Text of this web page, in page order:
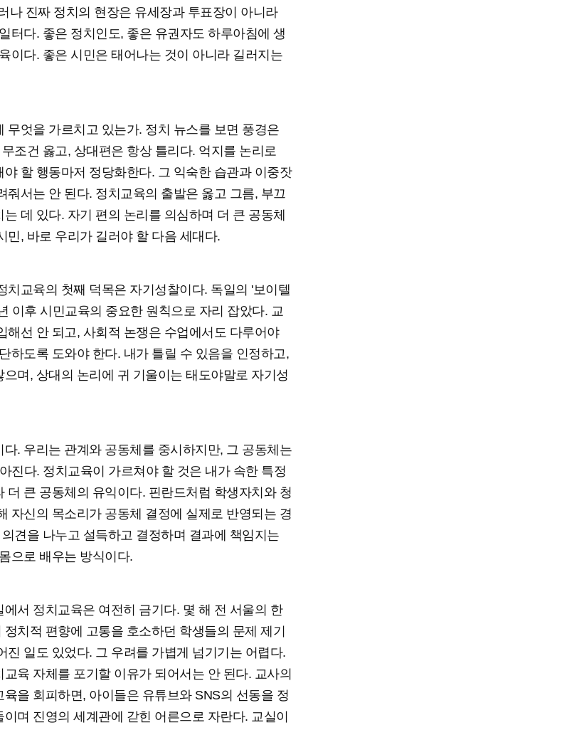
나 진짜 정치의 현장은 유세장과 투표장이 아니라
터다. 좋은 정치인도, 좋은 유권자도 하루아침에 생
이다. 좋은 시민은 태어나는 것이 아니라 길러지는
무엇을 가르치고 있는가. 정치 뉴스를 보면 풍경은
조건 옳고, 상대편은 항상 틀리다. 억지를 논리로
할 행동마저 정당화한다. 그 익숙한 습관과 이중잣
줘서는 안 된다. 정치교육의 출발은 옳고 그름, 부끄
데 있다. 자기 편의 논리를 의심하며 더 큰 공동체
민, 바로 우리가 길러야 할 다음 세대다.
치교육의 첫째 덕목은 자기성찰이다. 독일의 '보이텔
이후 시민교육의 중요한 원칙으로 자리 잡았다. 교
해선 안 되고, 사회적 논쟁은 수업에서도 다루어야
하도록 도와야 한다. 내가 틀릴 수 있음을 인정하고,
며, 상대의 논리에 귀 기울이는 태도야말로 자기성
. 우리는 관계와 공동체를 중시하지만, 그 공동체는
진다. 정치교육이 가르쳐야 할 것은 내가 속한 특정
더 큰 공동체의 유익이다. 핀란드처럼 학생자치와 청
자신의 목소리가 공동체 결정에 실제로 반영되는 경
견을 나누고 설득하고 결정하며 결과에 책임지는
으로 배우는 방식이다.
서 정치교육은 여전히 금기다. 몇 해 전 서울의 한
치적 편향에 고통을 호소하던 학생들의 문제 제기
진 일도 있었다. 그 우려를 가볍게 넘기기는 어렵다.
육 자체를 포기할 이유가 되어서는 안 된다. 교사의
을 회피하면, 아이들은 유튜브와 SNS의 선동을 정
며 진영의 세계관에 갇힌 어른으로 자란다. 교실이